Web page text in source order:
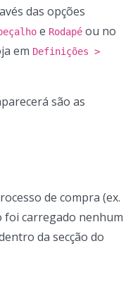
das opções
e Rodapé ou no
em Definições >
são as
de compra (ex.
foi carregado nenhum
da secção do